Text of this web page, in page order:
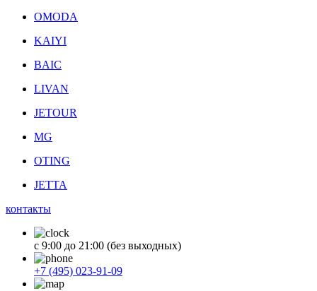
OMODA
KAIYI
BAIC
LIVAN
JETOUR
MG
OTING
JETTA
контакты
с 9:00 до 21:00 (без выходных)
+7 (495) 023-91-09